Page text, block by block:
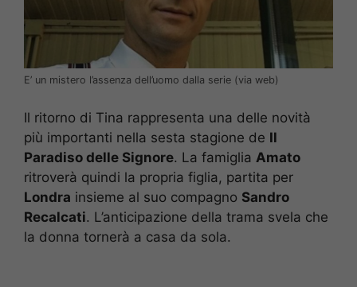
E’ un mistero l’assenza dell’uomo dalla serie (via web)
Il ritorno di Tina rappresenta una delle novità
più importanti nella sesta stagione de Il
Paradiso delle Signore. La famiglia Amato
ritroverà quindi la propria figlia, partita per
Londra insieme al suo compagno Sandro
Recalcati. L’anticipazione della trama svela che
la donna tornerà a casa da sola.